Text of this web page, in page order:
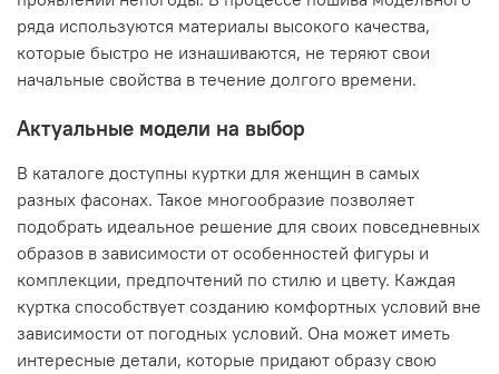
ряда используются материалы высокого качества,
которые быстро не изнашиваются, не теряют свои
начальные свойства в течение долгого времени.
Актуальные модели на выбор
В каталоге доступны куртки для женщин в самых
разных фасонах. Такое многообразие позволяет
подобрать идеальное решение для своих повседневных
образов в зависимости от особенностей фигуры и
комплекции, предпочтений по стилю и цвету. Каждая
куртка способствует созданию комфортных условий вне
зависимости от погодных условий. Она может иметь
интересные детали, которые придают образу свою